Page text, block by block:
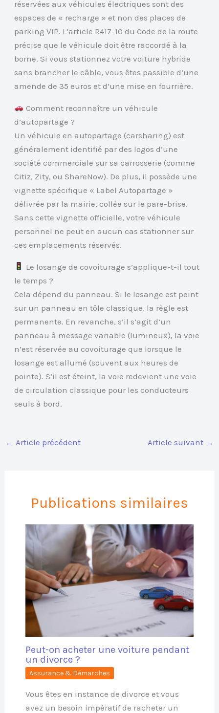
réservées aux véhicules électriques sont des
espaces de « recharge » et non des places de
parking VIP. L’article R417-10 du Code de la route
précise que le véhicule doit être raccordé à la
borne. Si vous stationnez votre voiture hybride
sans brancher le câble, vous êtes passible d’une
amende de 35 euros et d’une mise en fourrière.
Comment reconnaître un véhicule
d’autopartage ?
Un véhicule en autopartage (carsharing) est
généralement identifié par des logos d’une
société commerciale sur sa carrosserie (comme
Citiz, Zity, ou ShareNow). De plus, il possède une
vignette spécifique « Label Autopartage »
délivrée par la mairie, collée sur le pare-brise.
Sans cette vignette officielle, votre véhicule
personnel ne peut en aucun cas stationner sur
ces emplacements réservés.
Le losange de covoiturage s’applique-t-il tout
le temps ?
Cela dépend du panneau. Si le losange est peint
sur un panneau en tôle classique, la règle est
permanente. En revanche, s’il s’agit d’un
panneau à message variable (lumineux), la voie
n’est réservée au covoiturage que lorsque le
losange est allumé (souvent aux heures de
pointe). S’il est éteint, la voie redevient une voie
de circulation classique pour les conducteurs
seuls à bord.
← Article précédent Article suivant →
Publications similaires
Peut-on acheter une voiture pendant
un divorce ?
Assurance & Démarches
Vous êtes en instance de divorce et vous
avez un besoin impératif de racheter un